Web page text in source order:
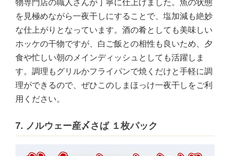
を見極めながら一夜干しにすることで、塩加減も絶妙
な仕上がりとなっています。酒の肴としても美味しい
ホッケの干物ですが、白ご飯との相性も良いため、夕
食や忙しい朝のメインディッシュとしても活躍しま
す。調理もグリルかフライパンで焼くだけと手軽に調
理ができるので、ぜひこのしまほっけ一夜干しをご利
用ください。
7. ノルウェー産〆さば １枚パック